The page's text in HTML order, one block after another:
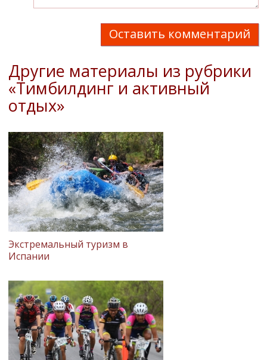
Оставить комментарий
Другие материалы из рубрики
«Тимбилдинг и активный
отдых»
Экстремальный туризм в
Испании